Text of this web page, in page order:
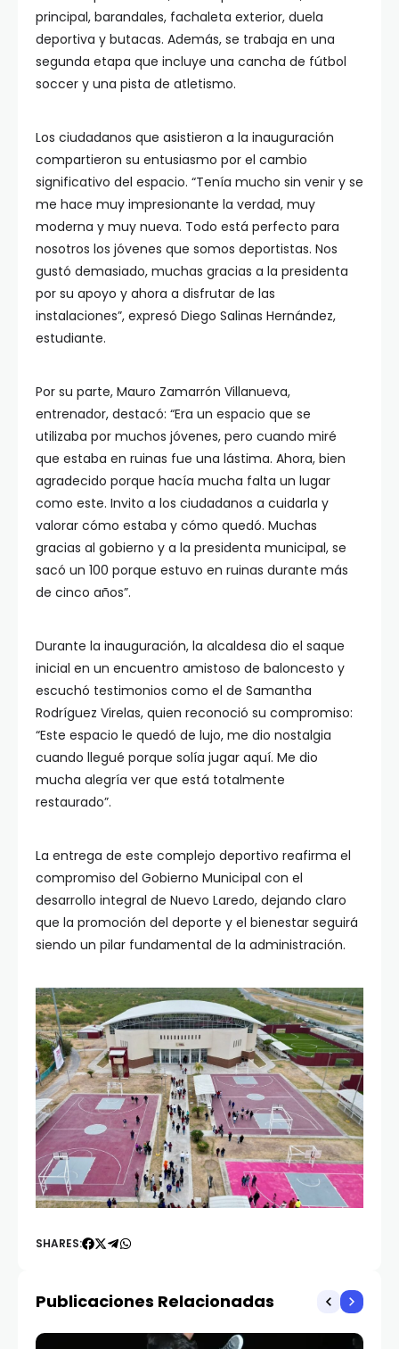
principal, barandales, fachaleta exterior, duela
deportiva y butacas. Además, se trabaja en una
segunda etapa que incluye una cancha de fútbol
soccer y una pista de atletismo.
Los ciudadanos que asistieron a la inauguración
compartieron su entusiasmo por el cambio
significativo del espacio. “Tenía mucho sin venir y se
me hace muy impresionante la verdad, muy
moderna y muy nueva. Todo está perfecto para
nosotros los jóvenes que somos deportistas. Nos
gustó demasiado, muchas gracias a la presidenta
por su apoyo y ahora a disfrutar de las
instalaciones”, expresó Diego Salinas Hernández,
estudiante.
Por su parte, Mauro Zamarrón Villanueva,
entrenador, destacó: “Era un espacio que se
utilizaba por muchos jóvenes, pero cuando miré
que estaba en ruinas fue una lástima. Ahora, bien
agradecido porque hacía mucha falta un lugar
como este. Invito a los ciudadanos a cuidarla y
valorar cómo estaba y cómo quedó. Muchas
gracias al gobierno y a la presidenta municipal, se
sacó un 100 porque estuvo en ruinas durante más
de cinco años”.
Durante la inauguración, la alcaldesa dio el saque
inicial en un encuentro amistoso de baloncesto y
escuchó testimonios como el de Samantha
Rodríguez Virelas, quien reconoció su compromiso:
“Este espacio le quedó de lujo, me dio nostalgia
cuando llegué porque solía jugar aquí. Me dio
mucha alegría ver que está totalmente
restaurado”.
La entrega de este complejo deportivo reafirma el
compromiso del Gobierno Municipal con el
desarrollo integral de Nuevo Laredo, dejando claro
que la promoción del deporte y el bienestar seguirá
siendo un pilar fundamental de la administración.
SHARES:
Publicaciones Relacionadas